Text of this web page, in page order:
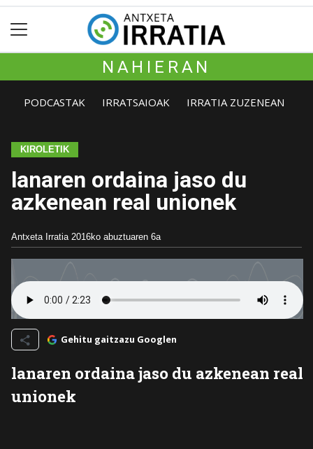
NAHIERAN
PODCASTAK IRRATSAIOAK IRRATIA ZUZENEAN
KIROLETIK
lanaren ordaina jaso du
azkenean real unionek
Antxeta Irratia 2016ko abuztuaren 6a
Gehitu gaitzazu Googlen
lanaren ordaina jaso du azkenean real
unionek